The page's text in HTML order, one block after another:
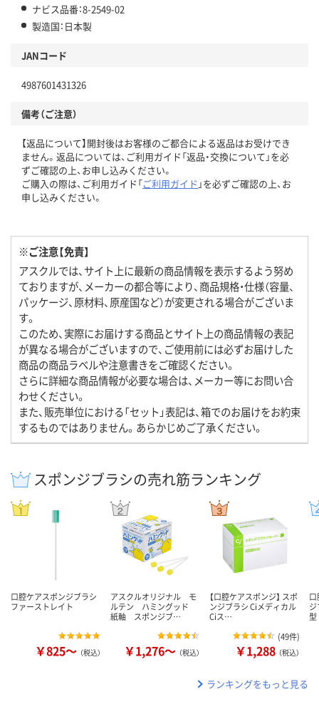
ナビス品番：8-2549-02
製造国：日本製
JANコード
4987601431326
備考（ご注意）
【返品について】開封後はお客様のご都合による返品はお受けでき
ません。返品については、ご利用ガイド「返品・交換について」を必
ずご確認の上、お申し込みください。
ご購入の際は、ご利用ガイド「ご利用ガイド 」を必ずご確認の上、お
申し込みください。
※ご注意【免責】
アスクルでは、サイト上に最新の商品情報を表示するよう努め
ておりますが、メーカーの都合等により、商品規格・仕様（容量、
パッケージ、原材料、原産国など）が変更される場合がございま
す。
このため、実際にお届けする商品とサイト上の商品情報の表記
が異なる場合がございますので、ご使用前には必ずお届けした
商品の商品ラベルや注意書きをご確認ください。
さらに詳細な商品情報が必要な場合は、メーカー等にお問い合
わせください。
また、販売単位における「セット」表記は、箱でのお届けをお約束
するものではありません。あらかじめご了承ください。
スポンジブラシの売れ筋ランキング
口腔ケアスポンジブラシ
ファーストレイト
￥825～ （税込）
アスクルオリジナル モ
ルテン ハミングッド
紙軸 スポンジブ…
￥1,276～ （税込）
【口腔ケアスポンジ】 スポ
ンジブラシ Ciメディカル
Ciス…
(49件)
￥1,288 （税込）
ランキングをもっと見る